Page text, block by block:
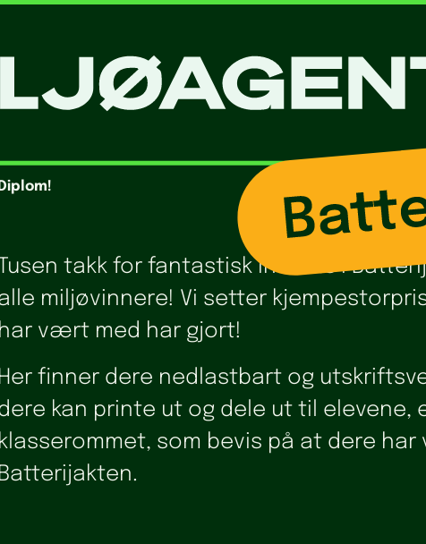
Diplom!
Tusen takk for fantastisk innsats i
miljøvinnere! Vi setter
har vært med har gjort!
finner dere nedlastbart og
kan printe ut og dele ut til elevene,
klasserommet, som bevis på at dere